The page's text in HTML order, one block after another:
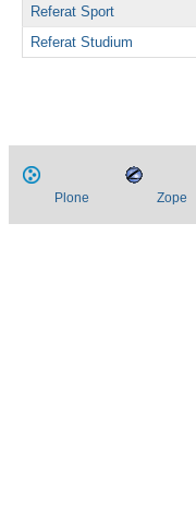
Referat Sport
Referat Studium
Plone Zope